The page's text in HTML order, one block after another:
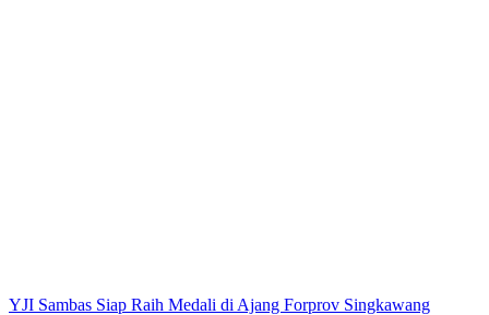
YJI Sambas Siap Raih Medali di Ajang Forprov Singkawang